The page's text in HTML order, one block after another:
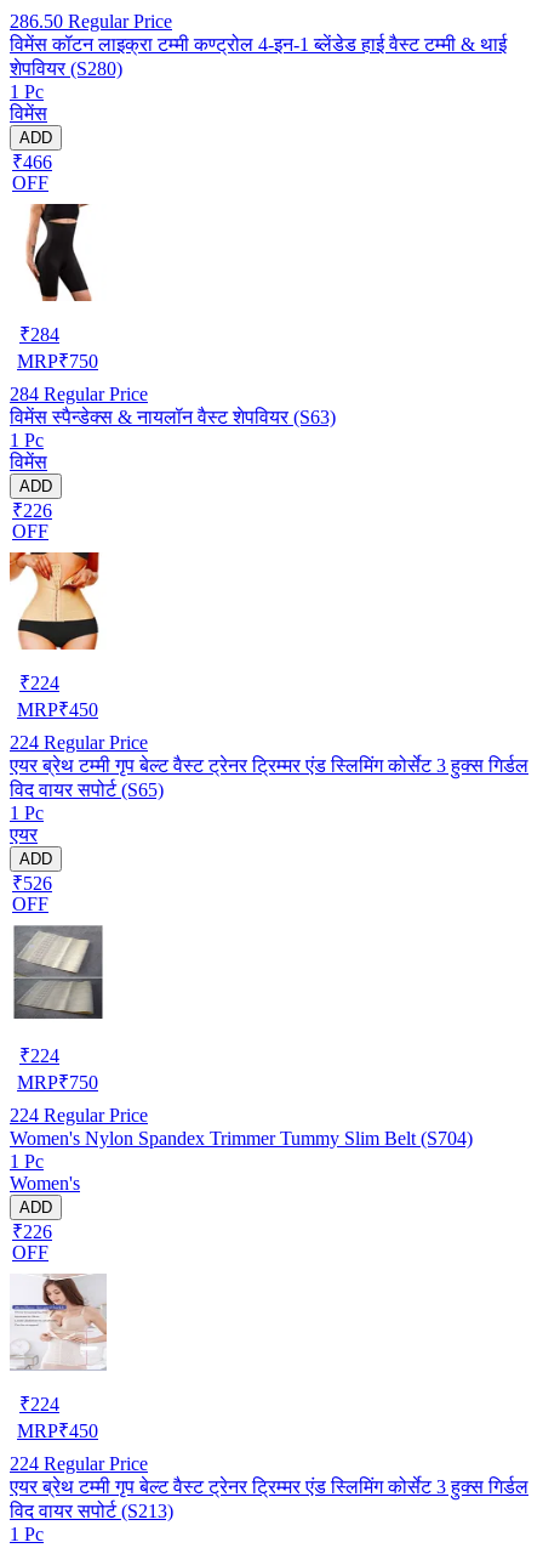
286.50 Regular Price
विमेंस कॉटन लाइक्रा टम्मी कण्ट्रोल 4-इन-1 ब्लेंडेड हाई वैस्ट टम्मी & थाई
शेपवियर (S280)
1 Pc
विमेंस
ADD
₹466
OFF
₹284
MRP₹750
284 Regular Price
विमेंस स्पैन्डेक्स & नायलॉन वैस्ट शेपवियर (S63)
1 Pc
विमेंस
ADD
₹226
OFF
₹224
MRP₹450
224 Regular Price
एयर ब्रेथ टम्मी गृप बेल्ट वैस्ट ट्रेनर ट्रिम्मर एंड स्लिमिंग कोर्सेट 3 हुक्स गिर्डल
विद वायर सपोर्ट (S65)
1 Pc
एयर
ADD
₹526
OFF
₹224
MRP₹750
224 Regular Price
Women's Nylon Spandex Trimmer Tummy Slim Belt (S704)
1 Pc
Women's
ADD
₹226
OFF
₹224
MRP₹450
224 Regular Price
एयर ब्रेथ टम्मी गृप बेल्ट वैस्ट ट्रेनर ट्रिम्मर एंड स्लिमिंग कोर्सेट 3 हुक्स गिर्डल
विद वायर सपोर्ट (S213)
1 Pc